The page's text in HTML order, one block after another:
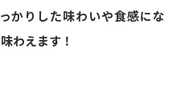
かりした味わいや食感にな
わえます！